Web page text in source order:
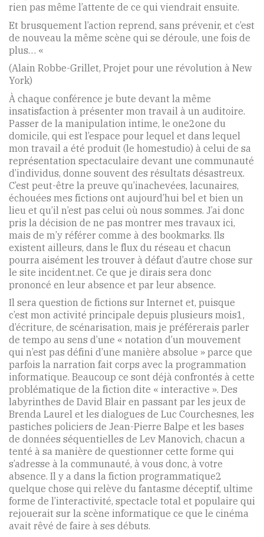
rien pas même l’attente de ce qui viendrait ensuite.
Et brusquement l’action reprend, sans prévenir, et c’est
de nouveau la même scène qui se déroule, une fois de
plus… «
(Alain Robbe-Grillet, Projet pour une révolution à New
York)
À chaque conférence je bute devant la même
insatisfaction à présenter mon travail à un auditoire.
Passer de la manipulation intime, le one2one du
domicile, qui est l’espace pour lequel et dans lequel
mon travail a été produit (le homestudio) à celui de sa
représentation spectaculaire devant une communauté
d’individus, donne souvent des résultats désastreux.
C’est peut-être la preuve qu’inachevées, lacunaires,
échouées mes fictions ont aujourd’hui bel et bien un
lieu et qu’il n’est pas celui où nous sommes. J’ai donc
pris la décision de ne pas montrer mes travaux ici,
mais de m’y référer comme à des bookmarks. Ils
existent ailleurs, dans le flux du réseau et chacun
pourra aisément les trouver à défaut d’autre chose sur
le site incident.net. Ce que je dirais sera donc
prononcé en leur absence et par leur absence.
Il sera question de fictions sur Internet et, puisque
c’est mon activité principale depuis plusieurs mois1,
d’écriture, de scénarisation, mais je préférerais parler
de tempo au sens d’une « notation d’un mouvement
qui n’est pas défini d’une manière absolue » parce que
parfois la narration fait corps avec la programmation
informatique. Beaucoup ce sont déjà confrontés à cette
problématique de la fiction dite « interactive ». Des
labyrinthes de David Blair en passant par les jeux de
Brenda Laurel et les dialogues de Luc Courchesnes, les
pastiches policiers de Jean-Pierre Balpe et les bases
de données séquentielles de Lev Manovich, chacun a
tenté à sa manière de questionner cette forme qui
s’adresse à la communauté, à vous donc, à votre
absence. Il y a dans la fiction programmatique2
quelque chose qui relève du fantasme déceptif, ultime
forme de l’interactivité, spectacle total et populaire qui
rejouerait sur la scène informatique ce que le cinéma
avait rêvé de faire à ses débuts.